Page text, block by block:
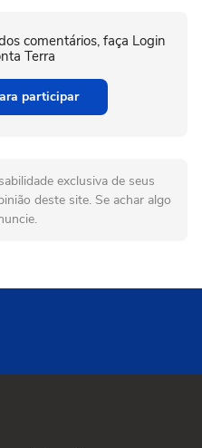
comentários, faça Login
Terra
participar
exclusiva de seus
deste site. Se achar algo